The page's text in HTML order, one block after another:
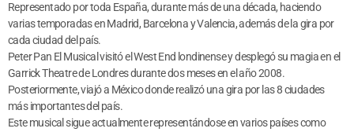
Representado por toda España, durante más de una década, haciendo
varias temporadas en Madrid, Barcelona y Valencia, además de la gira por
cada ciudad del país.
Peter Pan El Musical visitó el West End londinense y desplegó su magia en el
Garrick Theatre de Londres durante dos meses en el año 2008.
Posteriormente, viajó a México donde realizó una gira por las 8 ciudades
más importantes del país.
Este musical sigue actualmente representándose en varios países como